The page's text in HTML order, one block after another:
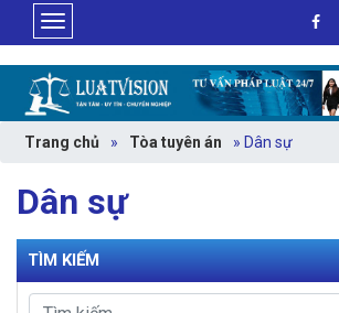
Trang chủ » Tòa tuyên án » Dân sự
Dân sự
TÌM KIẾM